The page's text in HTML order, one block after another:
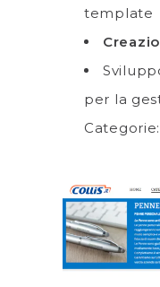
template
per la
Categorie: